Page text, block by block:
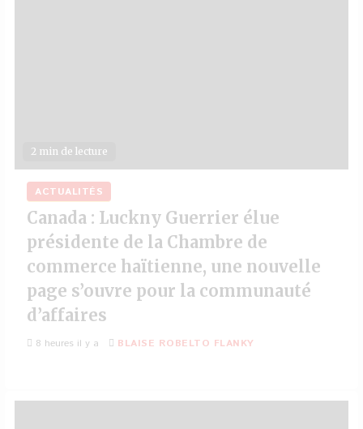
2 min de lecture
ACTUALITÉS
Canada : Luckny Guerrier élue
présidente de la Chambre de
commerce haïtienne, une nouvelle
page s’ouvre pour la communauté
d’affaires
8 heures il y a BLAISE ROBELTO FLANKY